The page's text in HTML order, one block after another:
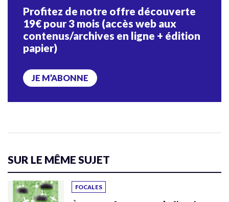
Profitez de notre offre découverte
19€ pour 3 mois (accès web aux
contenus/archives en ligne + édition
papier)
JE M’ABONNE
SUR LE MÊME SUJET
FOCALES